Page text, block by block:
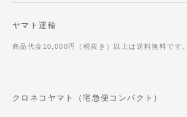
ヤマト運輸
商品代金10,000円（税抜き）以上は送料無料です。
クロネコヤマト（宅急便コンパクト）